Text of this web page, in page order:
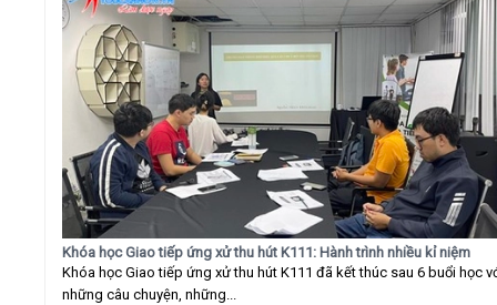
Khóa học Giao tiếp ứng xử thu hút K111: Hành trình nhiều kỉ niệm
Khóa học Giao tiếp ứng xử thu hút K111 đã kết thúc sau 6 buổi học
những câu chuyện, những...